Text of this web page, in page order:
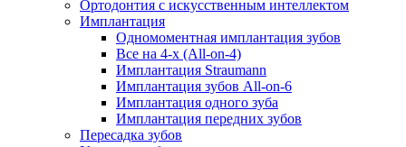
Ортодонтия с искусственным интеллектом
Имплантация
Одномоментная имплантация зубов
Все на 4-х (All-on-4)
Имплантация Straumann
Имплантация зубов All-on-6
Имплантация одного зуба
Имплантация передних зубов
Пересадка зубов